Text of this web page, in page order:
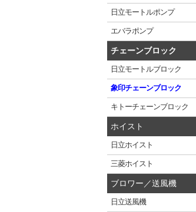
日立モートルポンプ
エバラポンプ
チェーンブロック
日立モートルブロック
象印チェーンブロック
キトーチェーンブロック
ホイスト
日立ホイスト
三菱ホイスト
ブロワー／送風機
日立送風機